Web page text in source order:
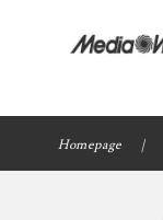
Homepage